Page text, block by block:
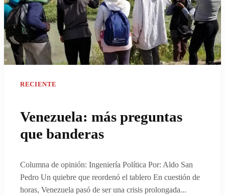
RECIENTE
Venezuela: más preguntas
que banderas
Columna de opinión: Ingeniería Política Por: Aldo San
Pedro Un quiebre que reordenó el tablero En cuestión de
horas, Venezuela pasó de ser una crisis prolongada...